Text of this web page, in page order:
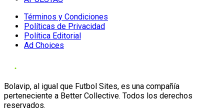
Términos y Condiciones
Políticas de Privacidad
Política Editorial
Ad Choices
Bolavip, al igual que Futbol Sites, es una compañía
perteneciente a Better Collective. Todos los derechos
reservados.